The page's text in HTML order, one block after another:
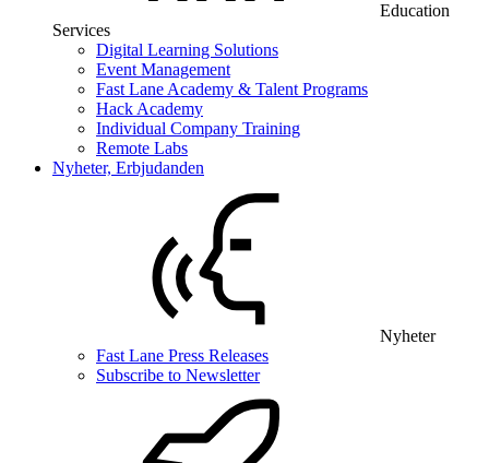
Education
Services
Digital Learning Solutions
Event Management
Fast Lane Academy & Talent Programs
Hack Academy
Individual Company Training
Remote Labs
Nyheter, Erbjudanden
Nyheter
Fast Lane Press Releases
Subscribe to Newsletter